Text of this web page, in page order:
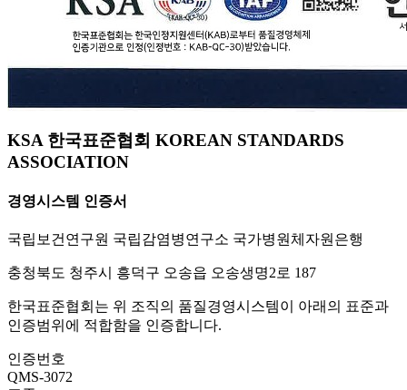
KSA 한국표준협회 KOREAN STANDARDS
ASSOCIATION
경영시스템 인증서
국립보건연구원 국립감염병연구소 국가병원체자원은행
충청북도 청주시 흥덕구 오송읍 오송생명2로 187
한국표준협회는 위 조직의 품질경영시스템이 아래의 표준과
인증범위에 적합함을 인증합니다.
인증번호
QMS-3072